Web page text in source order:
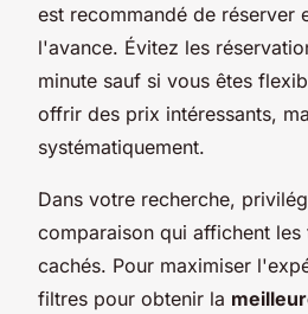
est recommandé de réserver
l'avance. Évitez les
minute sauf si vous êtes
offrir des prix intéressants,
systématiquement.
Dans votre recherche,
comparaison qui affichent les
cachés. Pour maximiser
filtres pour obtenir la